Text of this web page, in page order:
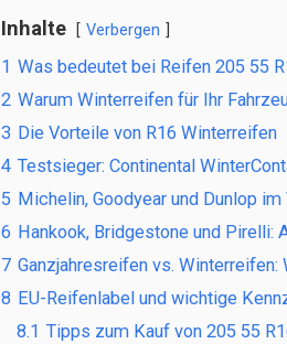
Inhalte Verbergen
1 Was bedeutet bei Reifen 205 55
2 Warum Winterreifen für Ihr
3 Die Vorteile von R16 Winterreifen
4 Testsieger: Continental
5 Michelin, Goodyear und Dunlop
6 Hankook, Bridgestone und Pirelli:
7 Ganzjahresreifen vs.
8 EU-Reifenlabel und wichtige
8.1 Tipps zum Kauf von 205 55